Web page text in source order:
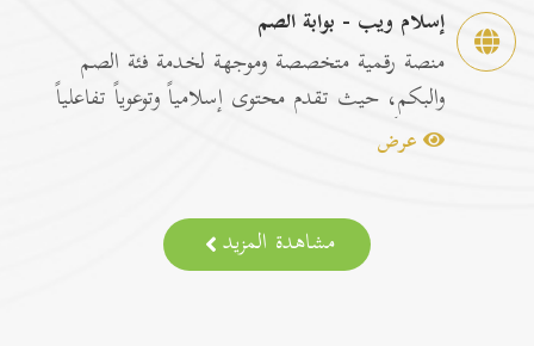
إسلام ويب - بوابة الصم
منصة رقمية متخصصة وموجهة لخدمة فئة الصم
والبكم، حيث تقدم محتوى إسلامياً وتوعوياً تفاعلياً
مترجماً با...
عرض
مشاهدة المزيد